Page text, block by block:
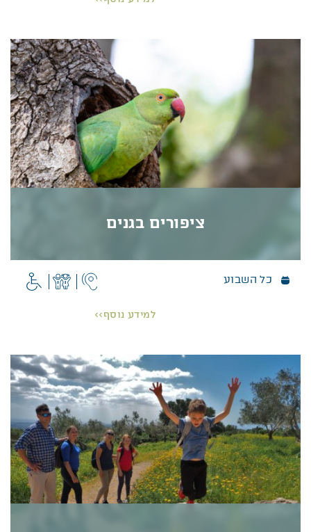
חוברת על־עלים היא דרך חווייתית ומהנה להכיר להם
את העצים הגדלים בגנים.
פרטים נוספים >>
ציפורים בגנים
מגוון גדול של ציפורים מוצא בית ברמת הנדיב ונהנה
מהצמחייה העשירה. אם תהיו מספיק שקטים תוכלו גם
ליהנות משירת הציפורים.
פרטים נוספים >>
כל השבוע
למידע נוסף>>